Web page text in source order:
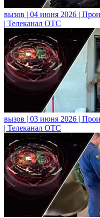
вызов | 04 июня 2026 |
| Телеканал ОТС
вызов | 03 июня 2026 |
| Телеканал ОТС